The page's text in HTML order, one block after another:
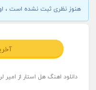
هنوز نظری ثبت نشده است ،
دانلود اهنگ هل استار از امیر